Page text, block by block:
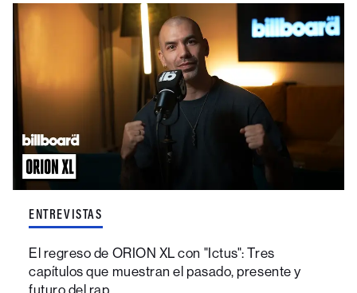
ENTREVISTAS
El regreso de ORION XL con "Ictus": Tres
capítulos que muestran el pasado, presente y
futuro del rap